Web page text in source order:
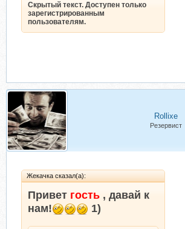
Скрытый текст. Доступен только
зарегистрированным
пользователям.
Rollixe
Резервист
Жекачка сказал(а):
Привет гость , давай к
нам!
1)